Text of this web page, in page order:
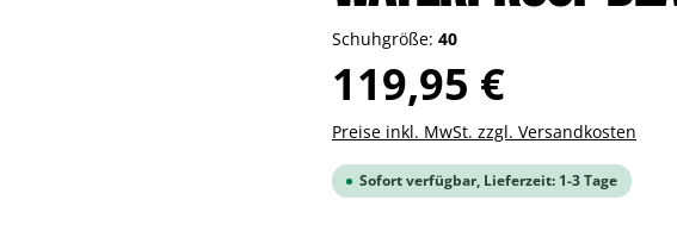
Schuhgröße: 40
Regulärer Preis:
119,95 €
Preise inkl. MwSt. zzgl. Versandkosten
Sofort verfügbar, Lieferzeit: 1-3 Tage